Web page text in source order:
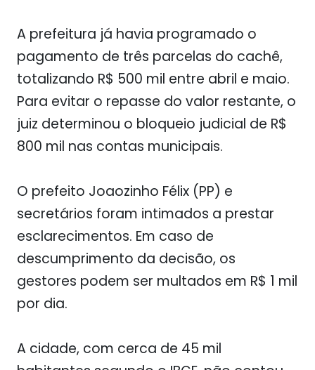
A prefeitura já havia programado o
pagamento de três parcelas do cachê,
totalizando R$ 500 mil entre abril e maio.
Para evitar o repasse do valor restante, o
juiz determinou o bloqueio judicial de R$
800 mil nas contas municipais.
O prefeito Joaozinho Félix (PP) e
secretários foram intimados a prestar
esclarecimentos. Em caso de
descumprimento da decisão, os
gestores podem ser multados em R$ 1 mil
por dia.
A cidade, com cerca de 45 mil